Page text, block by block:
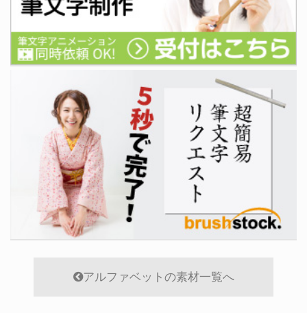
アルファベットの素材一覧へ